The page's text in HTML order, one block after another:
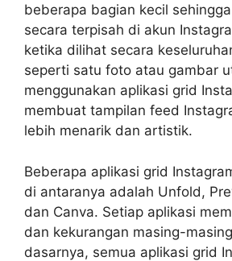
beberapa bagian kecil
secara terpisah di akun
ketika dilihat secara
seperti satu foto atau gambar
menggunakan aplikasi grid
membuat tampilan feed
lebih menarik dan artistik.
Beberapa aplikasi grid
di antaranya adalah Unfold,
dan Canva. Setiap aplikasi
dan kekurangan masing-
dasarnya, semua aplikasi grid